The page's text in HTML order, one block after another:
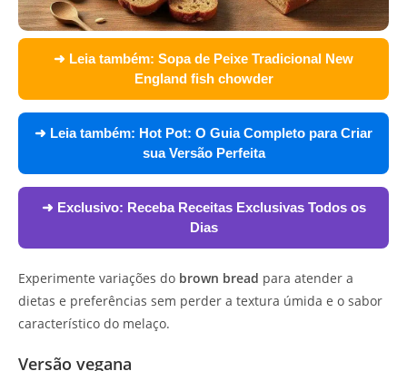
➜ Leia também: Sopa de Peixe Tradicional New
England fish chowder
➜ Leia também: Hot Pot: O Guia Completo para Criar
sua Versão Perfeita
➜ Exclusivo: Receba Receitas Exclusivas Todos os
Dias
Experimente variações do brown bread para atender a
dietas e preferências sem perder a textura úmida e o sabor
característico do melaço.
Versão vegana